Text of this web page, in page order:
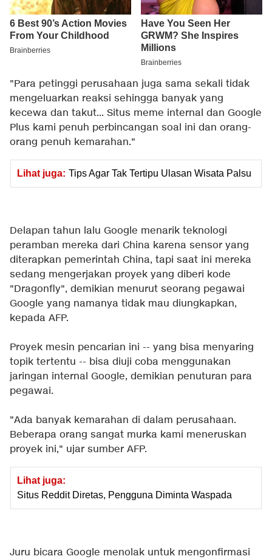
"Para petinggi perusahaan juga sama sekali tidak
mengeluarkan reaksi sehingga banyak yang
kecewa dan takut... Situs meme internal dan Google
Plus kami penuh perbincangan soal ini dan orang-
orang penuh kemarahan."
Lihat juga: Tips Agar Tak Tertipu Ulasan Wisata Palsu
Delapan tahun lalu Google menarik teknologi
peramban mereka dari China karena sensor yang
diterapkan pemerintah China, tapi saat ini mereka
sedang mengerjakan proyek yang diberi kode
"Dragonfly", demikian menurut seorang pegawai
Google yang namanya tidak mau diungkapkan,
kepada AFP.
Proyek mesin pencarian ini -- yang bisa menyaring
topik tertentu -- bisa diuji coba menggunakan
jaringan internal Google, demikian penuturan para
pegawai.
"Ada banyak kemarahan di dalam perusahaan.
Beberapa orang sangat murka kami meneruskan
proyek ini," ujar sumber AFP.
Lihat juga:
Situs Reddit Diretas, Pengguna Diminta Waspada
Juru bicara Google menolak untuk mengonfirmasi